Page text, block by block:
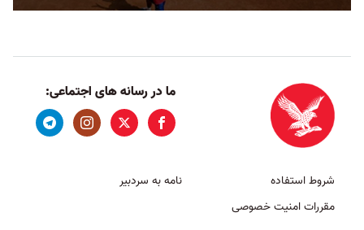
ما در رسانه های اجتماعی:
شروط استفاده
مقررات امنیت خصوصی
نامه به سردبیر